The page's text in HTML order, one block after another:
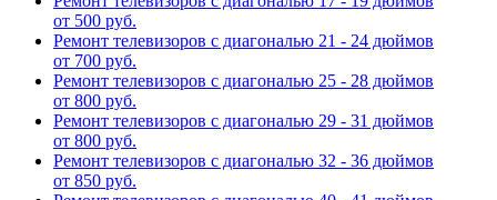
от 500 руб.
Ремонт телевизоров с диагональю 21 - 24 дюймов
от 700 руб.
Ремонт телевизоров с диагональю 25 - 28 дюймов
от 800 руб.
Ремонт телевизоров с диагональю 29 - 31 дюймов
от 800 руб.
Ремонт телевизоров с диагональю 32 - 36 дюймов
от 850 руб.